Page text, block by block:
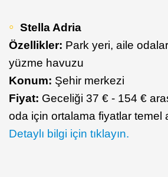
Stella Adria
Özellikler: Park yeri, aile
yüzme havuzu
Konum: Şehir merkezi
Fiyat: Geceliği 37 € - 154 €
oda için ortalama fiyatlar temel
Detaylı bilgi için tıklayın.